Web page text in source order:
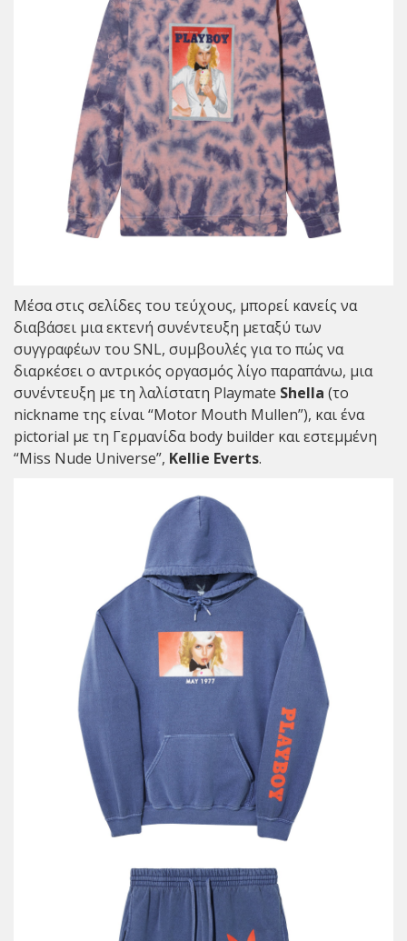
Μέσα στις σελίδες του τεύχους, μπορεί κανείς να
διαβάσει μια εκτενή συνέντευξη μεταξύ των
συγγραφέων του SNL, συμβουλές για το πώς να
διαρκέσει ο αντρικός οργασμός λίγο παραπάνω, μια
συνέντευξη με τη λαλίστατη Playmate Shella (το
nickname της είναι “Motor Mouth Mullen”), και ένα
pictorial με τη Γερμανίδα body builder και εστεμμένη
“Miss Nude Universe”, Kellie Everts.